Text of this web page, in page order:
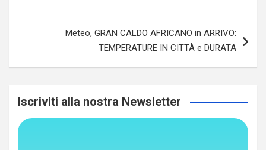
Meteo, GRAN CALDO AFRICANO in ARRIVO:
TEMPERATURE IN CITTÀ e DURATA
Iscriviti alla nostra Newsletter